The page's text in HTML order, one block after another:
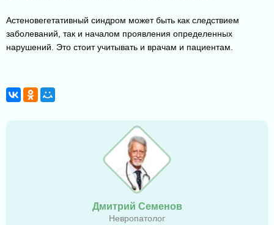
Астеновегетативный синдром может быть как следствием
заболеваний, так и началом проявления определенных
нарушений. Это стоит учитывать и врачам и пациентам.
Дмитрий Семенов
Невропатолог